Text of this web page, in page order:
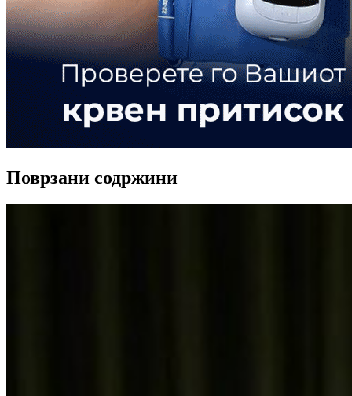
Поврзани содржини